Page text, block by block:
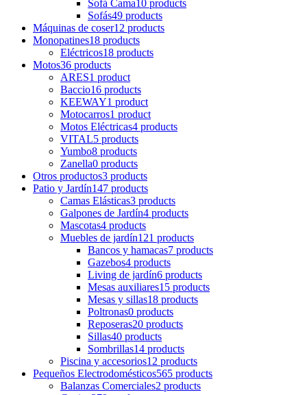
Sofá Cama10 products
Sofás49 products
Máquinas de coser12 products
Monopatines18 products
Eléctricos18 products
Motos36 products
ARES1 product
Baccio16 products
KEEWAY1 product
Motocarros1 product
Motos Eléctricas4 products
VITAL5 products
Yumbo8 products
Zanella0 products
Otros productos3 products
Patio y Jardín147 products
Camas Elásticas3 products
Galpones de Jardín4 products
Mascotas4 products
Muebles de jardín121 products
Bancos y hamacas7 products
Gazebos4 products
Living de jardín6 products
Mesas auxiliares15 products
Mesas y sillas18 products
Poltronas0 products
Reposeras20 products
Sillas40 products
Sombrillas14 products
Piscina y accesorios12 products
Pequeños Electrodomésticos565 products
Balanzas Comerciales2 products